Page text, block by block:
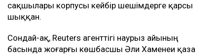
сақшылары корпусы кейбір шешімдерге қарсы
шыққан.
Сондай-ақ, Reuters агенттігі наурыз айының
басында жоғарғы көшбасшы Әли Хаменеи қаза